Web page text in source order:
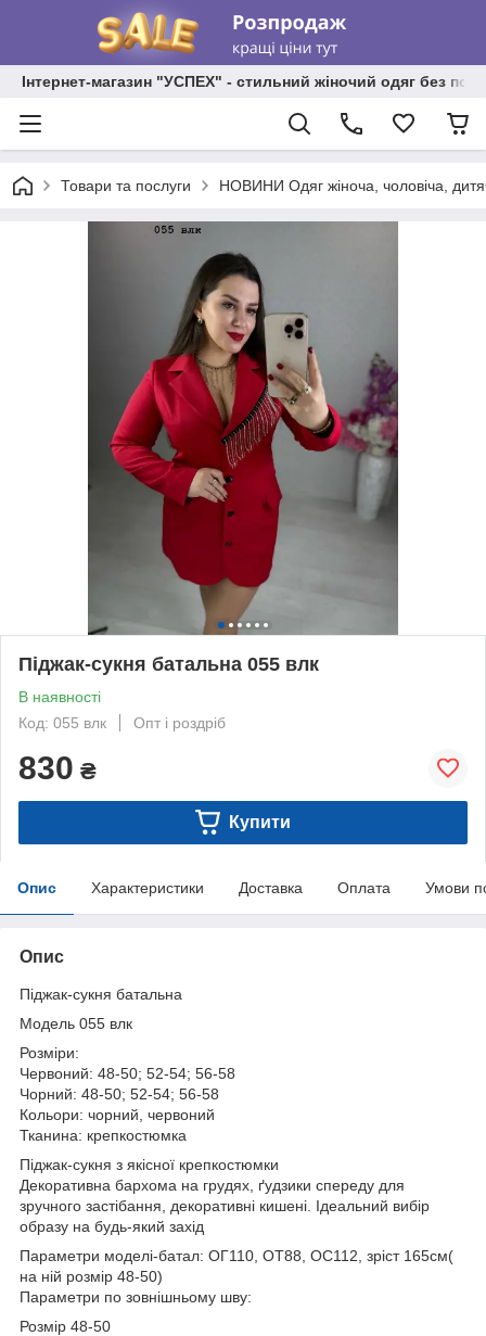
Інтернет-магазин "УСПЕХ" - стильний жіночий одяг без
Товари та послуги НОВИНИ Одяг жіноча, чоловіча,
Піджак-сукня батальна 055 влк
В наявності
Код: 055 влк
Опт і роздріб
830 ₴
Купити
Опис Характеристики Доставка Оплата Умови
Опис
Піджак-сукня батальна
Модель 055 влк
Розміри:
Червоний: 48-50; 52-54; 56-58
Чорний: 48-50; 52-54; 56-58
Кольори: чорний, червоний
Тканина: крепкостюмка
Піджак-сукня з якісної крепкостюмки
Декоративна бархома на грудях, ґудзики спереду для
зручного застібання, декоративні кишені. Ідеальний вибір
образу на будь-який захід
Параметри моделі-батал: ОГ110, ОТ88, ОС112, зріст 165см(
на ній розмір 48-50)
Параметри по зовнішньому шву:
Розмір 48-50